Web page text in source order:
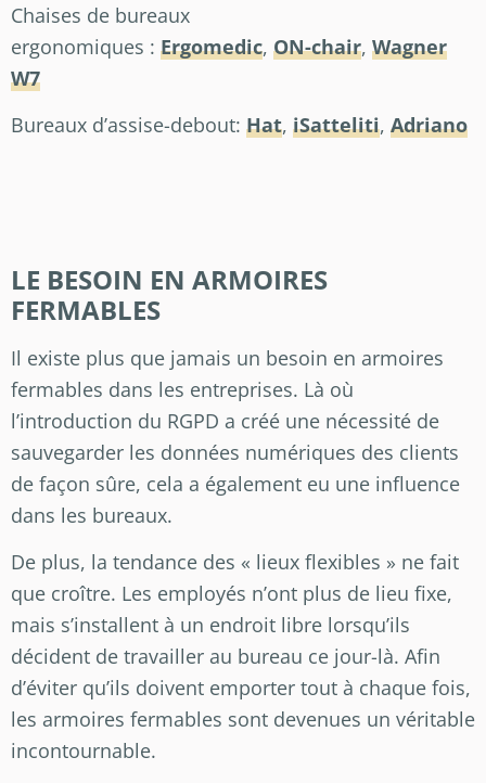
Chaises de bureaux
ergonomiques : Ergomedic, ON-chair, Wagner
W7
Bureaux d’assise-debout: Hat, iSatteliti, Adriano
LE BESOIN EN ARMOIRES
FERMABLES
Il existe plus que jamais un besoin en armoires
fermables dans les entreprises. Là où
l’introduction du RGPD a créé une nécessité de
sauvegarder les données numériques des clients
de façon sûre, cela a également eu une influence
dans les bureaux.
De plus, la tendance des « lieux flexibles » ne fait
que croître. Les employés n’ont plus de lieu fixe,
mais s’installent à un endroit libre lorsqu’ils
décident de travailler au bureau ce jour-là. Afin
d’éviter qu’ils doivent emporter tout à chaque fois,
les armoires fermables sont devenues un véritable
incontournable.